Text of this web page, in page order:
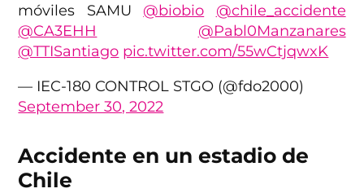
móviles SAMU @biobio
@chile_accidente
@CA3EHH
@Pabl0Manzanares
@TTISantiago pic.twitter.com/55wCtjqwxK
— IEC-180 CONTROL STGO (@fdo2000)
September 30, 2022
Accidente en un estadio de
Chile